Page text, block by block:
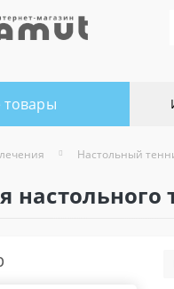
товары
Настольный
настольного